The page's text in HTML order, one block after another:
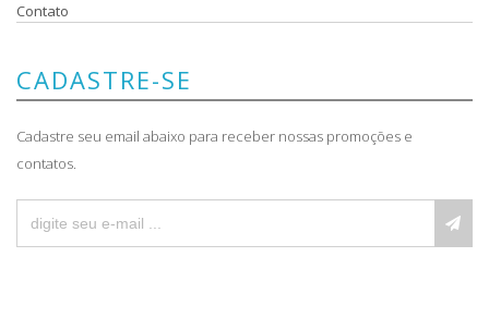
Contato
CADASTRE-SE
Cadastre seu email abaixo para receber nossas promoções e
contatos.